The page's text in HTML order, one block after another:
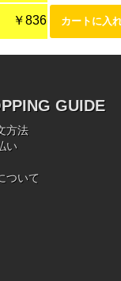
￥836
GUIDE
方法
い
ついて